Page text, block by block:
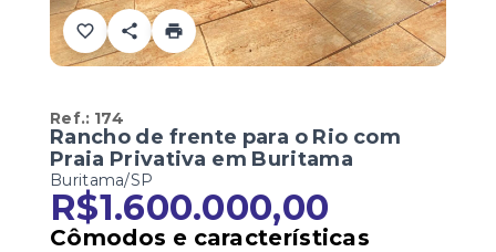
Ref.: 174
Rancho de frente para o Rio com
Praia Privativa em Buritama
Buritama/SP
R$1.600.000,00
Cômodos e características